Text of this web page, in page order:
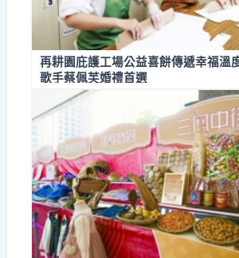
再耕園庇護工場公益喜餅傳遞幸福
歌手蔡佩芙婚禮首選